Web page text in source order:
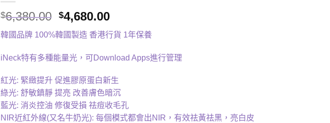
$6,380.00 $4,680.00
韓國品牌 100%​韓國製造 香港行貨 1年保養
iNeck特有多種能量光，可Download Apps進行管理
紅光: 緊緻提升 促進膠原蛋白新生
綠光: 舒敏鎮靜 提亮 改善膚色暗沉
藍光: 消炎控油 修復受損 祛痘收毛孔
NIR近紅外線(又名牛奶光): 每個模式都會出NIR，有效祛黃祛黑，亮白皮